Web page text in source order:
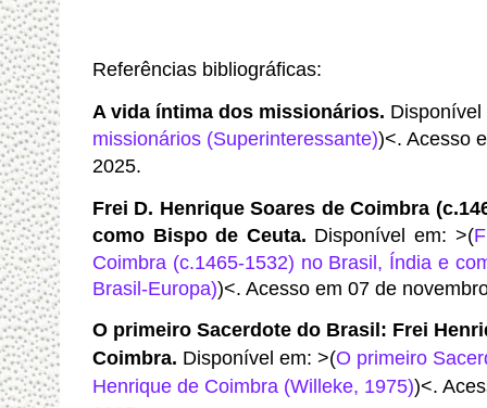
Referências bibliográficas:
A vida íntima dos missionários. Disponível
missionários (Superinteressante))<. Acesso
2025.
Frei D. Henrique Soares de Coimbra
como Bispo de Ceuta. Disponível em: >(
Coimbra (c.1465-1532) no Brasil, Índia e
Brasil-Europa))<. Acesso em 07 de
O primeiro Sacerdote do Brasil: Frei
Coimbra. Disponível em: >(O primeiro
Henrique de Coimbra (Willeke, 1975))<.